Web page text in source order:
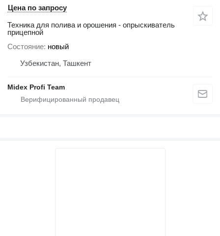
Цена по запросу
Техника для полива и орошения - опрыскиватель
прицепной
Состояние новый
Узбекистан, Ташкент
Midex Profi Team